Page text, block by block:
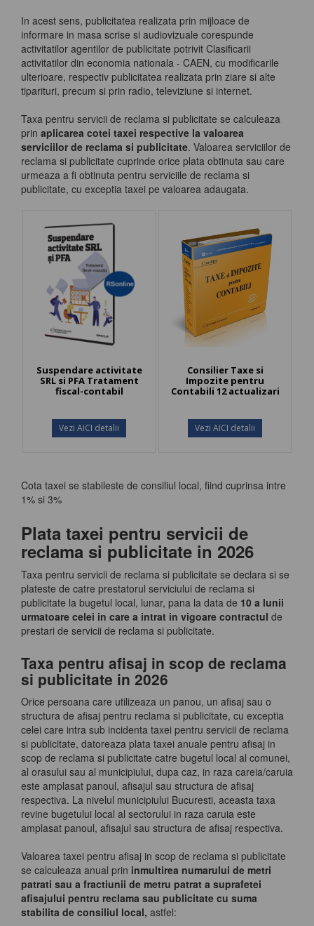
In acest sens, publicitatea realizata prin mijloace de
informare in masa scrise si audiovizuale corespunde
activitatilor agentilor de publicitate potrivit Clasificarii
activitatilor din economia nationala - CAEN, cu modificarile
ulterioare, respectiv publicitatea realizata prin ziare si alte
tiparituri, precum si prin radio, televiziune si internet.
Taxa pentru servicii de reclama si publicitate se calculeaza
prin aplicarea cotei taxei respective la valoarea
serviciilor de reclama si publicitate. Valoarea serviciilor de
reclama si publicitate cuprinde orice plata obtinuta sau care
urmeaza a fi obtinuta pentru serviciile de reclama si
publicitate, cu exceptia taxei pe valoarea adaugata.
Suspendare activitate
SRL si PFA Tratament
fiscal-contabil
Vezi AICI detalii
Consilier Taxe si
Impozite pentru
Contabili 12 actualizari
Vezi AICI detalii
Cota taxei se stabileste de consiliul local, fiind cuprinsa intre
1% si 3%
Plata taxei pentru servicii de
reclama si publicitate in 2026
Taxa pentru servicii de reclama si publicitate se declara si se
plateste de catre prestatorul serviciului de reclama si
publicitate la bugetul local, lunar, pana la data de 10 a lunii
urmatoare celei in care a intrat in vigoare contractul de
prestari de servicii de reclama si publicitate.
Taxa pentru afisaj in scop de reclama
si publicitate in 2026
Orice persoana care utilizeaza un panou, un afisaj sau o
structura de afisaj pentru reclama si publicitate, cu exceptia
celei care intra sub incidenta taxei pentru servicii de reclama
si publicitate, datoreaza plata taxei anuale pentru afisaj in
scop de reclama si publicitate catre bugetul local al comunei,
al orasului sau al municipiului, dupa caz, in raza careia/caruia
este amplasat panoul, afisajul sau structura de afisaj
respectiva. La nivelul municipiului Bucuresti, aceasta taxa
revine bugetului local al sectorului in raza caruia este
amplasat panoul, afisajul sau structura de afisaj respectiva.
Valoarea taxei pentru afisaj in scop de reclama si publicitate
se calculeaza anual prin inmultirea numarului de metri
patrati sau a fractiunii de metru patrat a suprafetei
afisajului pentru reclama sau publicitate cu suma
stabilita de consiliul local, astfel: